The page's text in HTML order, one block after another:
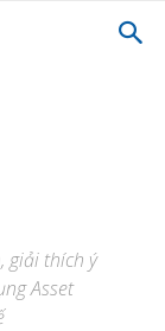
giải thích ý
Asset